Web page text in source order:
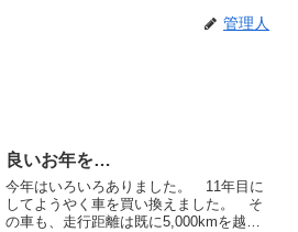
管理人
良いお年を…
今年はいろいろありました。 11年目に
してようやく車を買い換えました。 そ
の車も、走行距離は既に5,000kmを越え